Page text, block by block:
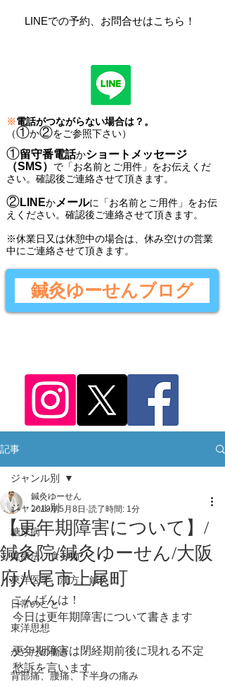
LINEでの予約、お問合せはこちら ！
※電話がつながらない場合は？。
（①か②をご参照下さい）
①留守番電話かショートメッセージ
（SMS） で 「お名前とご用件 」 をお伝えくだ
さい。 確認後ご連絡させて頂きます。
②LINEかメールに 「お名前とご用件 」 をお伝
えください。 確認後ご連絡させて頂きます。
​※休業日又は休憩中の場合は、休み空けの営業
中にご連絡させて頂きます。
鍼灸ゆーせんブログ
記事
ジャンル別
糖尿病
健康法、食べ物
東洋医学、漢方、鍼灸
日常のこと
東洋思想
からだの働き
背部痛、腰痛、下半身の痛み
ジャンル別
【更年期障害について】/
鍼灸院/鍼灸ゆーせん/大阪
府八尾市上尾町
鍼灸ゆーせん
2019年5月8日 読了時間: 1分
こんばんは！
今日は更年期障害について書きます
更年期障害は閉経期前後に現れる不定
愁訴を言います